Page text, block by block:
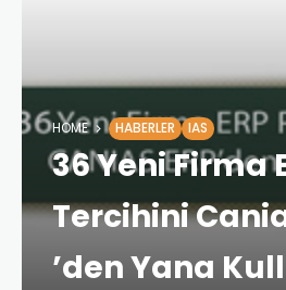
HOME HABERLER IAS
36 Yeni Firma
Tercihini
’den Yana